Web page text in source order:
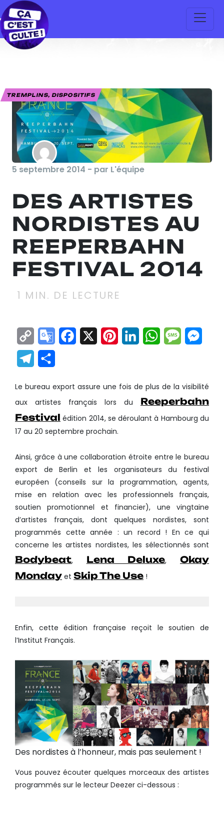
TREMPLINS, DISPOSITIFS
5 septembre 2014 - par L'équipe
DES ARTISTES
NORDISTES AU
REEPERBAHN
1 MIN. DE LECTURE
Copy
Link
GoogleFacebook
X Pinterest
LinkedInWhatsApp
Telegram
Le bureau export assure une fois de plus de la visibilité
aux artistes français lors du Reeperbahn
Festival édition 2014, se déroulant à Hambourg du
17 au 20 septembre prochain.
Ainsi, grâce à une collaboration étroite entre le bureau
export de Berlin et les organisateurs du festival
européen (conseils sur la programmation, agents,
mise en relation avec les professionnels français,
soutien promotionnel et financier), une vingtaine
d’artistes français, dont quelques nordistes, sont
programmés cette année : un record ! En ce qui
concerne les artistes nordistes, les sélectionnés sont
Bodybeat, Lena Deluxe,Okay
Monday et Skip The Use !
Enfin, cette édition française reçoit le soutien de
l’Institut Français.
Des nordistes à l’honneur, mais pas seulement !
Vous pouvez écouter quelques morceaux des artistes
programmés sur le lecteur Deezer ci-dessous :